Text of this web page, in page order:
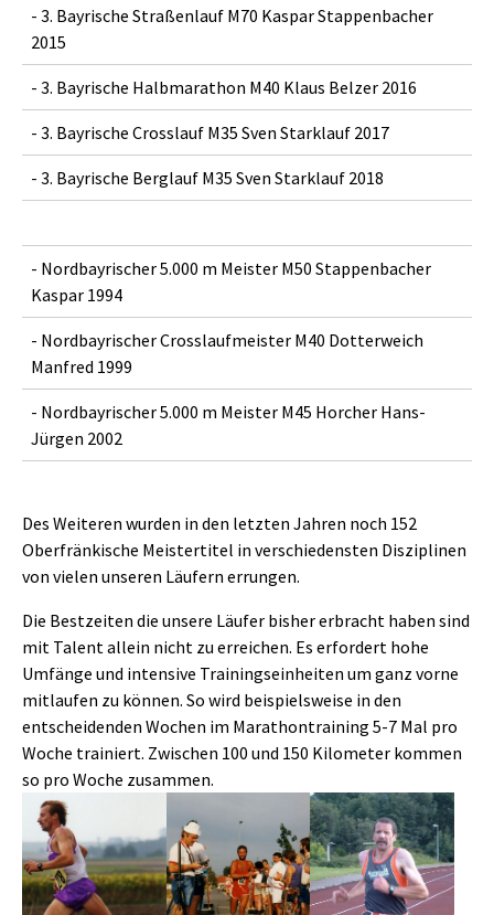
- 3. Bayrische Straßenlauf M70 Kaspar Stappenbacher
2015
- 3. Bayrische Halbmarathon M40 Klaus Belzer 2016
- 3. Bayrische Crosslauf M35 Sven Starklauf 2017
- 3. Bayrische Berglauf M35 Sven Starklauf 2018
- Nordbayrischer 5.000 m Meister M50 Stappenbacher
Kaspar 1994
- Nordbayrischer Crosslaufmeister M40 Dotterweich
Manfred 1999
- Nordbayrischer 5.000 m Meister M45 Horcher Hans-
Jürgen 2002
Show larger version Show larger versionShow larger version
Des Weiteren wurden in den letzten Jahren noch 152
Oberfränkische Meistertitel in verschiedensten Disziplinen
von vielen unseren Läufern errungen.
Die Bestzeiten die unsere Läufer bisher erbracht haben sind
mit Talent allein nicht zu erreichen. Es erfordert hohe
Umfänge und intensive Trainingseinheiten um ganz vorne
mitlaufen zu können. So wird beispielsweise in den
entscheidenden Wochen im Marathontraining 5-7 Mal pro
Woche trainiert. Zwischen 100 und 150 Kilometer kommen
so pro Woche zusammen.